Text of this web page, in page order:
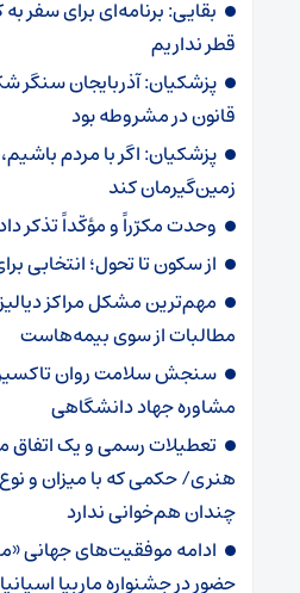
بقایی: برنامه‌ای برای سفر
قطر نداریم
پزشکیان: آذربایجان سنگر
قانون در مشروطه بود
پزشکیان: اگر با مردم
زمین‌گیرمان کند
وحدت مکرّراً و مؤکّداً تذکر
از سکون تا تحول؛ انتخابی
مهم‌ترین مشکل مراکز
مطالبات از سوی بیمه‌هاست
سنجش سلامت روان
مشاوره جهاد دانشگاهی
تعطیلات رسمی و یک اتفاق
هنری/ حکمی که با میزان و نوع
چندان هم‌خوانی ندارد
ادامه موفقیت‌های جهانی
حضور در جشنواره ماربیا اسپانیا